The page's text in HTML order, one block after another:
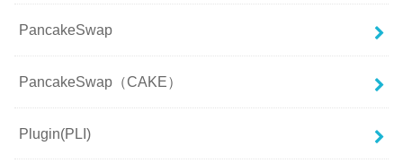
PancakeSwap
PancakeSwap（CAKE）
Plugin(PLI)